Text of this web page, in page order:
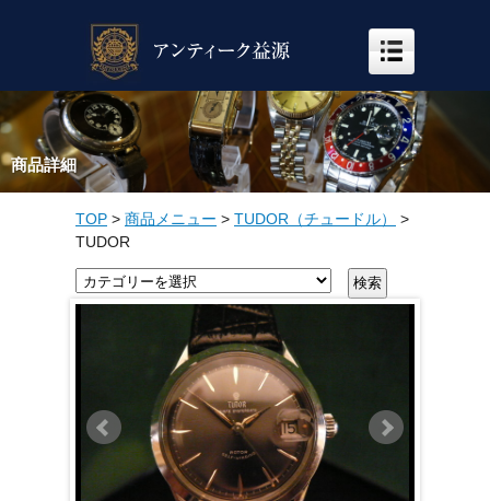
商品詳細
TOP > 商品メニュー > TUDOR（チュードル）
>
TUDOR